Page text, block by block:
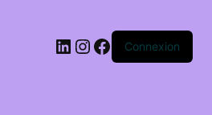
LinkedIn
Instagram
Facebook
Connexion